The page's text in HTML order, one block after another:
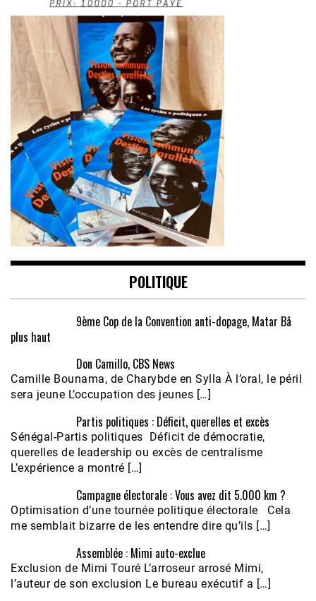
POLITIQUE
9ème Cop de la Convention anti-dopage, Matar Bâ
plus haut
Don Camillo, CBS News
Camille Bounama, de Charybde en Sylla À l’oral, le péril
sera jeune L’occupation des jeunes […]
Partis politiques : Déficit, querelles et excès
Sénégal-Partis politiques Déficit de démocratie,
querelles de leadership ou excès de centralisme
L’expérience a montré […]
Campagne électorale : Vous avez dit 5.000 km ?
Optimisation d’une tournée politique électorale Cela
me semblait bizarre de les entendre dire qu’ils […]
Assemblée : Mimi auto-exclue
Exclusion de Mimi Touré L’arroseur arrosé Mimi,
l’auteur de son exclusion Le bureau exécutif a […]